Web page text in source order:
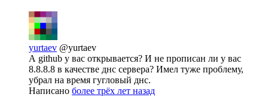
yurtaev @yurtaev
А github у вас открывается? И не прописан ли у вас
8.8.8.8 в качестве днс сервера? Имел туже проблему,
убрал на время гугловый днс.
Написано более трёх лет назад